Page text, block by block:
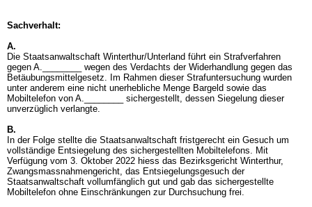
Sachverhalt:
A.
Die Staatsanwaltschaft Winterthur/Unterland führt ein Strafverfahren
gegen A.________ wegen des Verdachts der Widerhandlung gegen das
Betäubungsmittelgesetz. Im Rahmen dieser Strafuntersuchung wurden
unter anderem eine nicht unerhebliche Menge Bargeld sowie das
Mobiltelefon von A.________ sichergestellt, dessen Siegelung dieser
unverzüglich verlangte.
B.
In der Folge stellte die Staatsanwaltschaft fristgerecht ein Gesuch um
vollständige Entsiegelung des sichergestellten Mobiltelefons. Mit
Verfügung vom 3. Oktober 2022 hiess das Bezirksgericht Winterthur,
Zwangsmassnahmengericht, das Entsiegelungsgesuch der
Staatsanwaltschaft vollumfänglich gut und gab das sichergestellte
Mobiltelefon ohne Einschränkungen zur Durchsuchung frei.